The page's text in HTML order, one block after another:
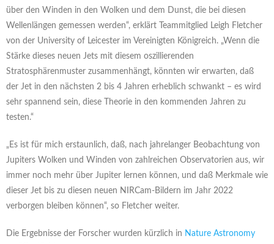
über den Winden in den Wolken und dem Dunst, die bei diesen
Wellenlängen gemessen werden“, erklärt Teammitglied Leigh Fletcher
von der University of Leicester im Vereinigten Königreich. „Wenn die
Stärke dieses neuen Jets mit diesem oszillierenden
Stratosphärenmuster zusammenhängt, könnten wir erwarten, daß
der Jet in den nächsten 2 bis 4 Jahren erheblich schwankt – es wird
sehr spannend sein, diese Theorie in den kommenden Jahren zu
testen.“
„Es ist für mich erstaunlich, daß, nach jahrelanger Beobachtung von
Jupiters Wolken und Winden von zahlreichen Observatorien aus, wir
immer noch mehr über Jupiter lernen können, und daß Merkmale wie
dieser Jet bis zu diesen neuen NIRCam-Bildern im Jahr 2022
verborgen bleiben können“, so Fletcher weiter.
Die Ergebnisse der Forscher wurden kürzlich in Nature Astronomy